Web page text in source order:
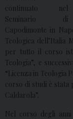
continuato nel
Seminario di
Capodimonte in
Teologica dell’Italia
per tutto il corso
Teologia”, e
“Licenza in Teologia
corso di studi è
Caldarola”.
Nel corso degli